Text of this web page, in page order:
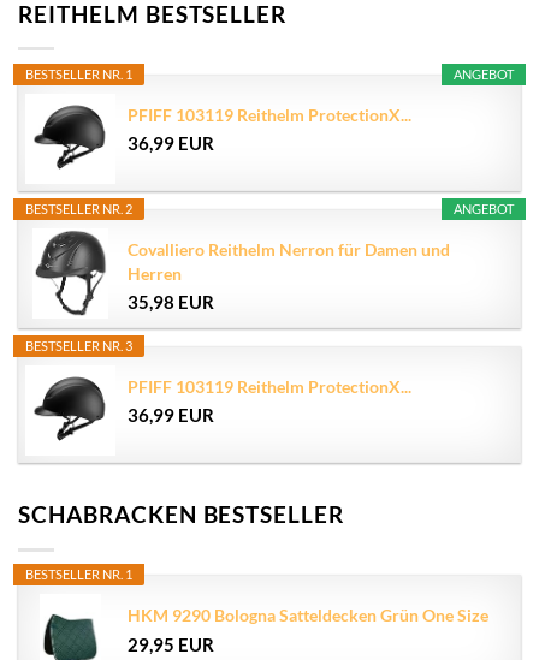
REITHELM BESTSELLER
ANGEBOT
BESTSELLER NR. 1
PFIFF 103119 Reithelm ProtectionX...
36,99 EUR
ANGEBOT
BESTSELLER NR. 2
Covalliero Reithelm Nerron für Damen und
Herren
35,98 EUR
BESTSELLER NR. 3
PFIFF 103119 Reithelm ProtectionX...
36,99 EUR
SCHABRACKEN BESTSELLER
BESTSELLER NR. 1
HKM 9290 Bologna Satteldecken Grün One Size
29,95 EUR